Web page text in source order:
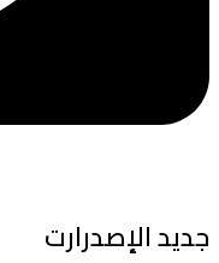
جديد الإصدرارت